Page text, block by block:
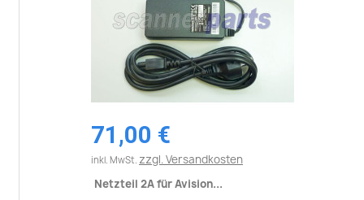
71,00 €
inkl. MwSt. zzgl. Versandkosten
Netzteil 2A für Avision...